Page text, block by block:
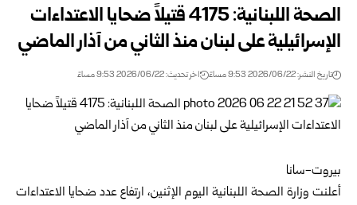
الصحة اللبنانية: 4175 قتيلاً ضحايا الاعتداءات
الإسرائيلية على لبنان منذ الثاني من آذار الماضي
تاريخ النشر: 2026/06/22 9:53 مساءً اخر تحديث: 2026/06/22 9:53 مساءً
بيروت-سانا
أعلنت وزارة الصحة اللبنانية اليوم الإثنين، ارتفاع عدد ضحايا الاعتداءات